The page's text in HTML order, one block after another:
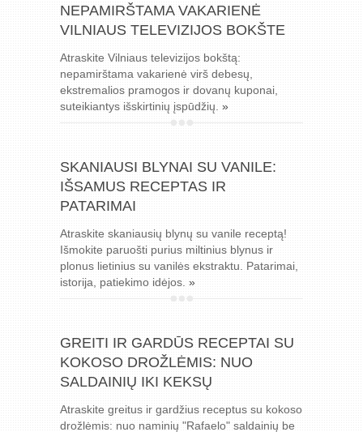
NEPAMIRŠTAMA VAKARIENĖ
VILNIAUS TELEVIZIJOS BOKŠTE
Atraskite Vilniaus televizijos bokštą:
nepamirštama vakarienė virš debesų,
ekstremalios pramogos ir dovanų kuponai,
suteikiantys išskirtinių įspūdžių. »
SKANIAUSI BLYNAI SU VANILE:
IŠSAMUS RECEPTAS IR
PATARIMAI
Atraskite skaniausių blynų su vanile receptą!
Išmokite paruošti purius miltinius blynus ir
plonus lietinius su vanilės ekstraktu. Patarimai,
istorija, patiekimo idėjos. »
GREITI IR GARDŪS RECEPTAI SU
KOKOSO DROŽLĖMIS: NUO
SALDAINIŲ IKI KEKSŲ
Atraskite greitus ir gardžius receptus su kokoso
drožlėmis: nuo naminių "Rafaelo" saldainių be